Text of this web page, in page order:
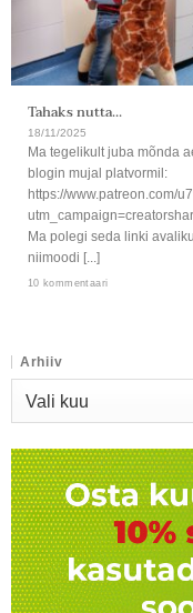
Tahaks nutta…
18/11/2025
Ma tegelikult juba mõnda
blogin mujal platvormil:
https://www.patreon.com/
Ma polegi seda linki
niimoodi [...]
10 kommentaari
Arhiiv
Arhiiv